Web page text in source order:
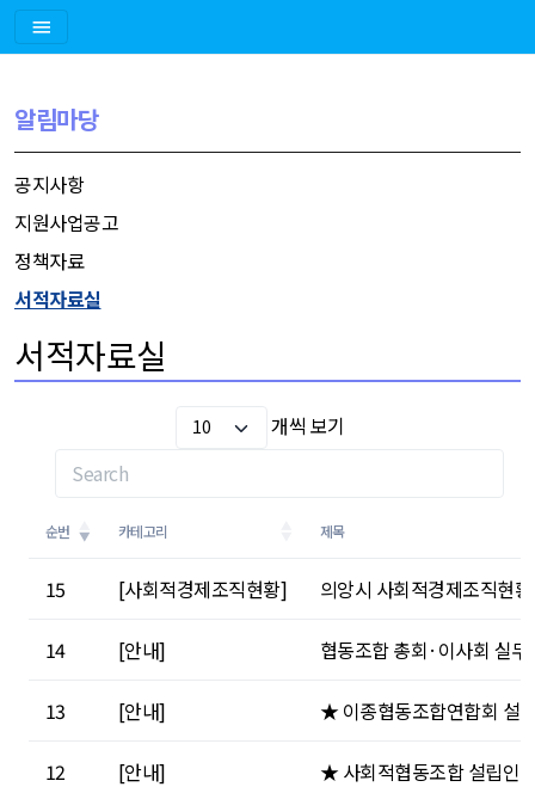
알림마당
공지사항
지원사업공고
정책자료
서적자료실
서적자료실
개씩 보기
순번 카테고리 제목
15 [사회적경제조직현황] 의앙시 사회적경제조직현
14 [안내] 협동조합 총회·이사회 실
13 [안내] ★ 이종협동조합연합회 설
12 [안내] ★ 사회적협동조합 설립인